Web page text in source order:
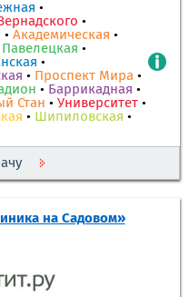
•
•
• Академическая •
Павелецкая •
•
• Проспект Мира •
• Баррикадная •
Стан • Университет •
• Шипиловская •
на Садовом»